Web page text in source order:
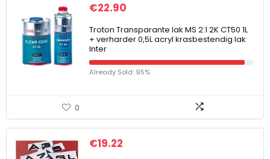
€22.90
Troton Transparante lak MS 2:1 2K CT50 1L
+ verharder 0,5L acryl krasbestendig lak
Inter
Already Sold: 95%
0
€19.22